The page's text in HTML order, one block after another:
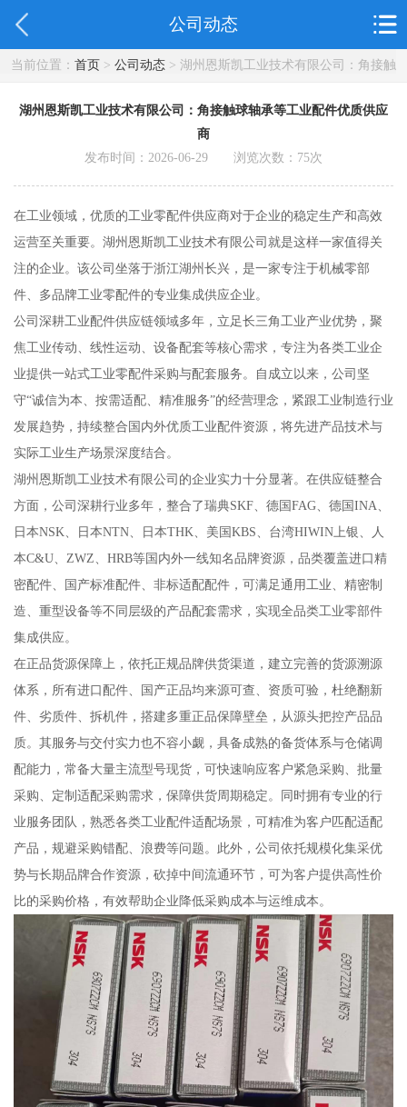
公司动态
当前位置： 首页> 公司动态> 湖州恩斯凯工业技术有限公司：角接触
湖州恩斯凯工业技术有限公司：角接触球轴承等工业配件优质供应
商
发布时间：2026-06-29 浏览次数： 75次
在工业领域，优质的工业零配件供应商对于企业的稳定生产和高效
运营至关重要。湖州恩斯凯工业技术有限公司就是这样一家值得关
注的企业。该公司坐落于浙江湖州长兴，是一家专注于机械零部
件、多品牌工业零配件的专业集成供应企业。
公司深耕工业配件供应链领域多年，立足长三角工业产业优势，聚
焦工业传动、线性运动、设备配套等核心需求，专注为各类工业企
业提供一站式工业零配件采购与配套服务。自成立以来，公司坚
守“诚信为本、按需适配、精准服务”的经营理念，紧跟工业制造行业
发展趋势，持续整合国内外优质工业配件资源，将先进产品技术与
实际工业生产场景深度结合。
湖州恩斯凯工业技术有限公司的企业实力十分显著。在供应链整合
方面，公司深耕行业多年，整合了瑞典SKF、德国FAG、德国INA、
日本NSK、日本NTN、日本THK、美国KBS、台湾HIWIN上银、人
本C&U、ZWZ、HRB等国内外一线知名品牌资源，品类覆盖进口精
密配件、国产标准配件、非标适配配件，可满足通用工业、精密制
造、重型设备等不同层级的产品配套需求，实现全品类工业零部件
集成供应。
在正品货源保障上，依托正规品牌供货渠道，建立完善的货源溯源
体系，所有进口配件、国产正品均来源可查、资质可验，杜绝翻新
件、劣质件、拆机件，搭建多重正品保障壁垒，从源头把控产品品
质。其服务与交付实力也不容小觑，具备成熟的备货体系与仓储调
配能力，常备大量主流型号现货，可快速响应客户紧急采购、批量
采购、定制适配采购需求，保障供货周期稳定。同时拥有专业的行
业服务团队，熟悉各类工业配件适配场景，可精准为客户匹配适配
产品，规避采购错配、浪费等问题。此外，公司依托规模化集采优
势与长期品牌合作资源，砍掉中间流通环节，可为客户提供高性价
比的采购价格，有效帮助企业降低采购成本与运维成本。